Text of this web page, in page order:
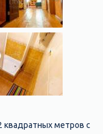
метров с